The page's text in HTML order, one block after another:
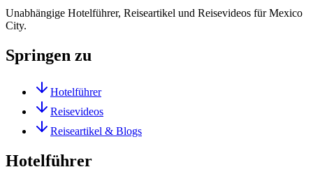
Unabhängige Hotelführer, Reiseartikel und Reisevideos für Mexico
City.
Springen zu
Hotelführer
Reisevideos
Reiseartikel & Blogs
Hotelführer